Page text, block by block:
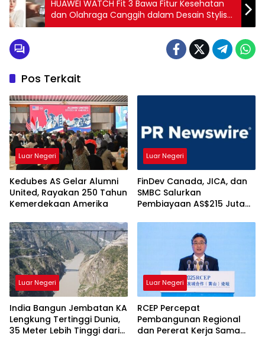
HUAWEI WATCH Fit 3 Bawa Fitur Kesehatan
dan Olahraga Canggih dalam Desain Stylish
dan Edgy
Pos Terkait
Luar Negeri
Kedubes AS Gelar Alumni
United, Rayakan 250 Tahun
Kemerdekaan Amerika
Luar Negeri
FinDev Canada, JICA, dan
SMBC Salurkan
Pembiayaan AS$215 Juta
Tujuannya
Luar Negeri
India Bangun Jembatan KA
Lengkung Tertinggi Dunia,
35 Meter Lebih Tinggi dari
Luar Negeri
RCEP Percepat
Pembangunan Regional
dan Pererat Kerja Sama